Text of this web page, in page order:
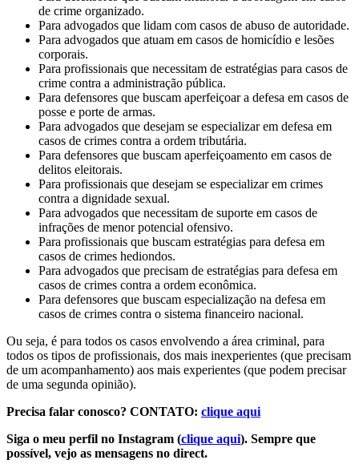
de crime organizado.
Para advogados que lidam com casos de abuso de autoridade.
Para advogados que atuam em casos de homicídio e lesões
corporais.
Para profissionais que necessitam de estratégias para casos de
crime contra a administração pública.
Para defensores que buscam aperfeiçoar a defesa em casos de
posse e porte de armas.
Para advogados que desejam se especializar em defesa em
casos de crimes contra a ordem tributária.
Para defensores que buscam aperfeiçoamento em casos de
delitos eleitorais.
Para profissionais que desejam se especializar em crimes
contra a dignidade sexual.
Para advogados que necessitam de suporte em casos de
infrações de menor potencial ofensivo.
Para profissionais que buscam estratégias para defesa em
casos de crimes hediondos.
Para advogados que precisam de estratégias para defesa em
casos de crimes contra a ordem econômica.
Para defensores que buscam especialização na defesa em
casos de crimes contra o sistema financeiro nacional.
Ou seja, é para todos os casos envolvendo a área criminal, para
todos os tipos de profissionais, dos mais inexperientes (que precisam
de um acompanhamento) aos mais experientes (que podem precisar
de uma segunda opinião).
Precisa falar conosco? CONTATO: clique aqui
Siga o meu perfil no Instagram (clique aqui). Sempre que
possível, vejo as mensagens no direct.